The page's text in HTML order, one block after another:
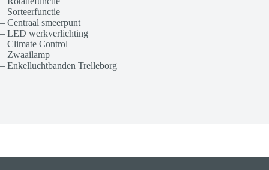
– Sorteerfunctie
– Centraal smeerpunt
– LED werkverlichting
– Climate Control
– Zwaailamp
– Enkelluchtbanden Trelleborg